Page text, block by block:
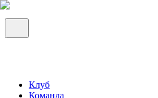
Клуб
Команда